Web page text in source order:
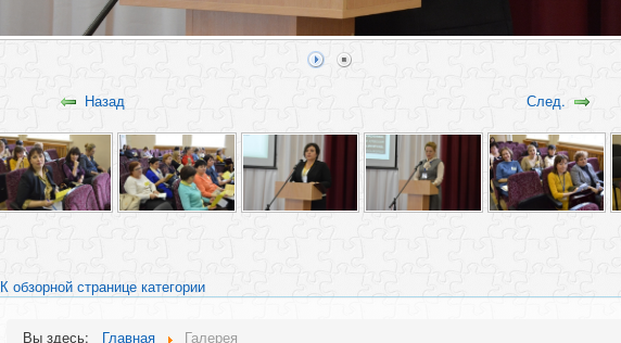
Назад След.
К обзорной странице категории
Вы здесь: Главная Галерея